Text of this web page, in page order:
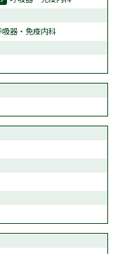
吸器・免疫内科